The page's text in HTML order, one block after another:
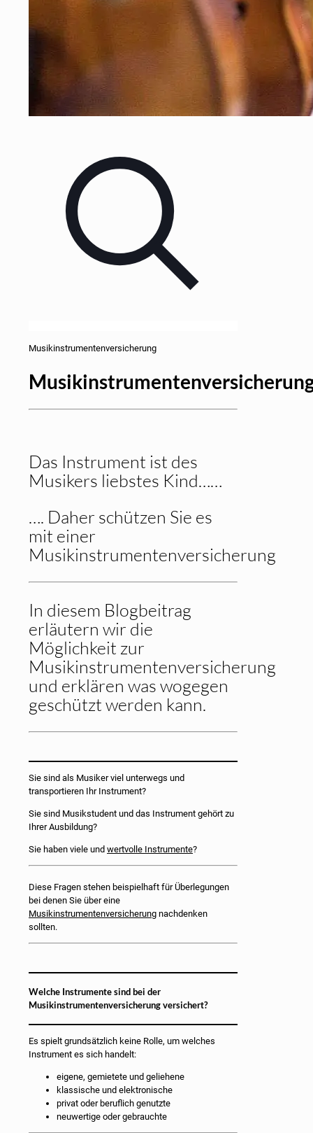
Musikinstrumentenversicherung
Das Instrument ist des
Musikers liebstes Kind……
…. Daher schützen Sie es
mit einer
Musikinstrumentenversicherung
In diesem Blogbeitrag
erläutern wir die
Möglichkeit zur
Musikinstrumentenversicherung
und erklären was wogegen
geschützt werden kann.
Sie sind als Musiker viel unterwegs und
transportieren Ihr Instrument?
Sie sind Musikstudent und das Instrument gehört zu
Ihrer Ausbildung?
Sie haben viele und wertvolle Instrumente?
Diese Fragen stehen beispielhaft für Überlegungen
bei denen Sie über eine
Musikinstrumentenversicherung nachdenken
sollten.
Welche Instrumente sind bei der
Musikinstrumentenversicherung versichert?
Es spielt grundsätzlich keine Rolle, um welches
Instrument es sich handelt:
eigene, gemietete und geliehene
klassische und elektronische
privat oder beruflich genutzte
neuwertige oder gebrauchte